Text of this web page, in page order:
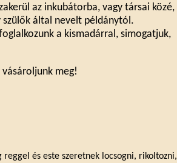
az inkubátorba, vagy társai közé,
szülők által nevelt példánytól.
a kismadárral, simogatjuk,
meg!
és este szeretnek locsogni, rikoltozni,